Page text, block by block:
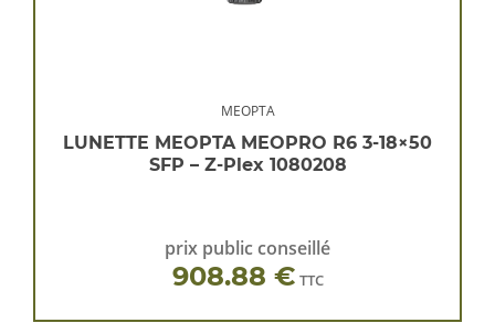
MEOPTA
LUNETTE MEOPTA MEOPRO R6 3-18×50
SFP – Z-Plex 1080208
prix public conseillé
908.88 € TTC